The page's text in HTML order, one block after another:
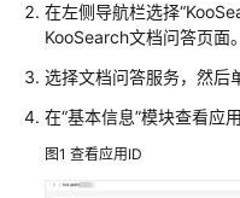
指
南
佳
实
在左侧导航栏选择
KooSearch文档问答页面。
选择文档问答服务，然后
在“基本信息”模块查看应用
图1 查看应用ID